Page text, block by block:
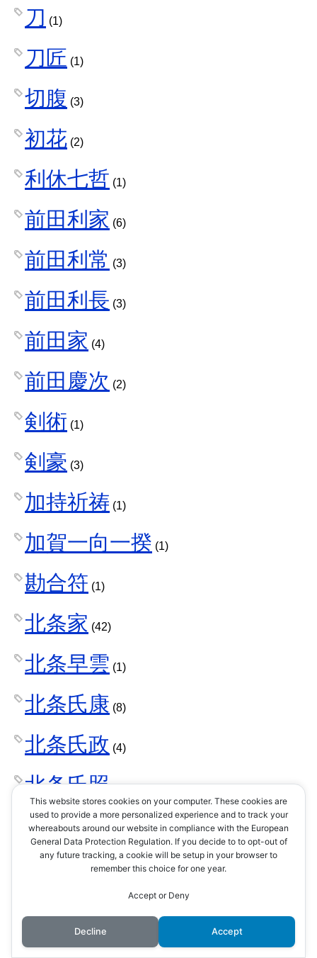
刀 (1)
刀匠 (1)
切腹 (3)
初花 (2)
利休七哲 (1)
前田利家 (6)
前田利常 (3)
前田利長 (3)
前田家 (4)
前田慶次 (2)
剣術 (1)
剣豪 (3)
加持祈祷 (1)
加賀一向一揆 (1)
勘合符 (1)
北条家 (42)
北条早雲 (1)
北条氏康 (8)
北条氏政 (4)
北条氏照(3)
北条氏直(2)
北条氏綱(1)
北条氏邦(1)
This website stores cookies on your computer. These cookies are
used to provide a more personalized experience and to track your
whereabouts around our website in compliance with the European
General Data Protection Regulation. If you decide to to opt-out of
any future tracking, a cookie will be setup in your browser to
remember this choice for one year.
Accept or Deny
Decline Accept